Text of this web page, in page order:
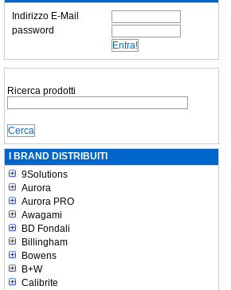
Indirizzo E-Mail
password
Ricerca prodotti
I BRAND DISTRIBUITI
9Solutions
Aurora
Aurora PRO
Awagami
BD Fondali
Billingham
Bowens
B+W
Calibrite